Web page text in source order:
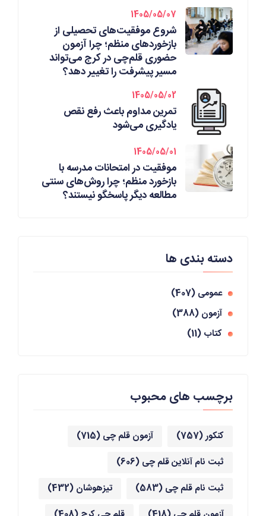
1405/05/07
شروع موفقیت‌های تحصیلی از
بازخوردهای منظم؛ چرا آزمون
حضوری قلم‌چی در کرج می‌تواند
مسیر پیشرفت را تغییر دهد؟
1405/05/02
تمرین مداوم باعث رفع نقص
یادگیری می‌شود
1405/05/01
موفقیت در امتحانات مدرسه با
بازخورد منظم؛ چرا روش‌های سنتی
مطالعه دیگر پاسخگو نیستند؟
دسته بندی ها
عمومی(407)
آزمون(388)
کتاب(11)
برچسب های محبوب
کنکور(757) آزمون قلم چی (715)
ثبت نام آنلاین قلم چی (606)
ثبت نام قلم چی (583) تیزهوشان(432)